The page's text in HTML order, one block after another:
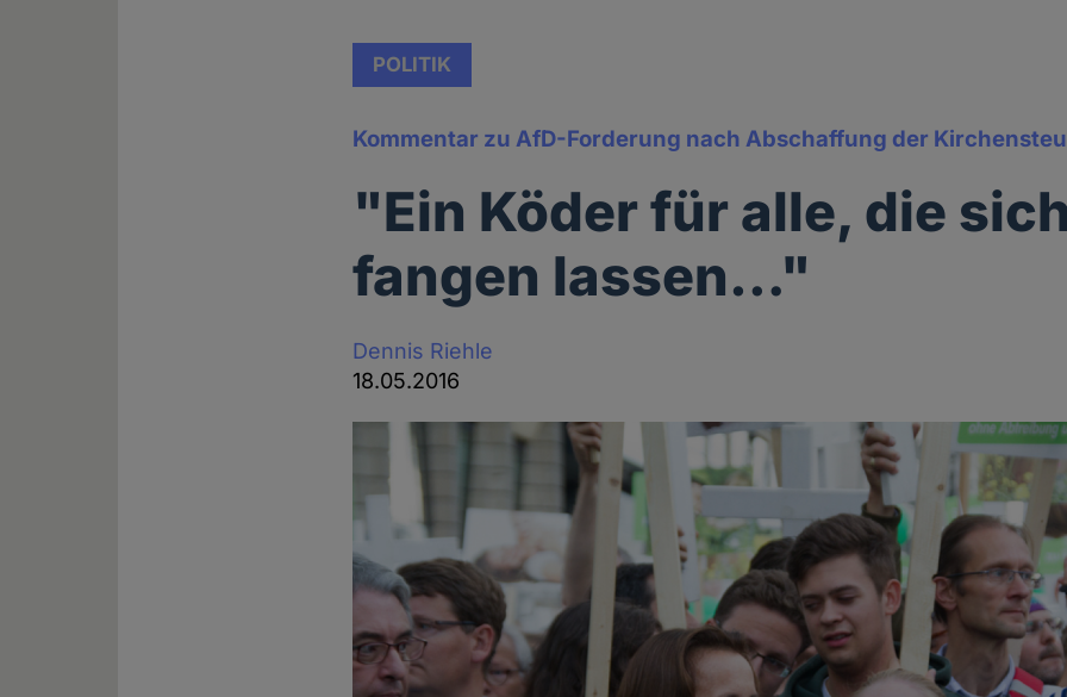
POLITIK
Kommentar zu AfD-Forderung nach Abschaffung der
"Ein Köder für alle, die
fangen lassen…"
Dennis Riehle
18.05.2016